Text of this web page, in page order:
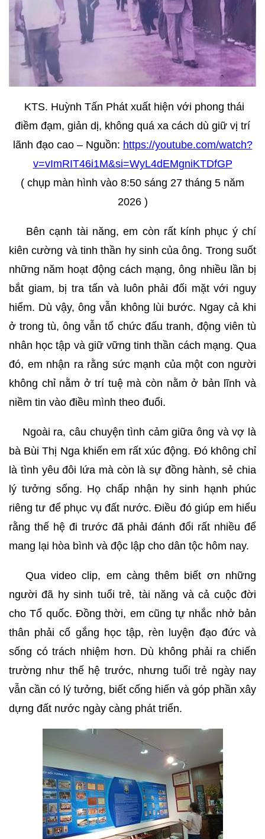
KTS. Huỳnh Tấn Phát xuất hiện với phong thái
điềm đạm, giản dị, không quá xa cách dù giữ vị trí
lãnh đạo cao – Nguồn: https://youtube.com/watch?
v=vImRIT46i1M&si=WyL4dEMgniKTDfGP
( chụp màn hình vào 8:50 sáng 27 tháng 5 năm
2026 )
Bên cạnh tài năng, em còn rất kính phục ý chí
kiên cường và tinh thần hy sinh của ông. Trong suốt
những năm hoạt động cách mạng, ông nhiều lần bị
bắt giam, bị tra tấn và luôn phải đối mặt với nguy
hiểm. Dù vậy, ông vẫn không lùi bước. Ngay cả khi
ở trong tù, ông vẫn tổ chức đấu tranh, động viên tù
nhân học tập và giữ vững tinh thần cách mạng. Qua
đó, em nhận ra rằng sức mạnh của một con người
không chỉ nằm ở trí tuệ mà còn nằm ở bản lĩnh và
niềm tin vào điều mình theo đuổi.
Ngoài ra, câu chuyện tình cảm giữa ông và vợ là
bà Bùi Thị Nga khiến em rất xúc động. Đó không chỉ
là tình yêu đôi lứa mà còn là sự đồng hành, sẻ chia
lý tưởng sống. Họ chấp nhận hy sinh hạnh phúc
riêng tư để phục vụ đất nước. Điều đó giúp em hiểu
rằng thế hệ đi trước đã phải đánh đổi rất nhiều để
mang lại hòa bình và độc lập cho dân tộc hôm nay.
Qua video clip, em càng thêm biết ơn những
người đã hy sinh tuổi trẻ, tài năng và cả cuộc đời
cho Tổ quốc. Đồng thời, em cũng tự nhắc nhở bản
thân phải cố gắng học tập, rèn luyện đạo đức và
sống có trách nhiệm hơn. Dù không phải ra chiến
trường như thế hệ trước, nhưng tuổi trẻ ngày nay
vẫn cần có lý tưởng, biết cống hiến và góp phần xây
dựng đất nước ngày càng phát triển.